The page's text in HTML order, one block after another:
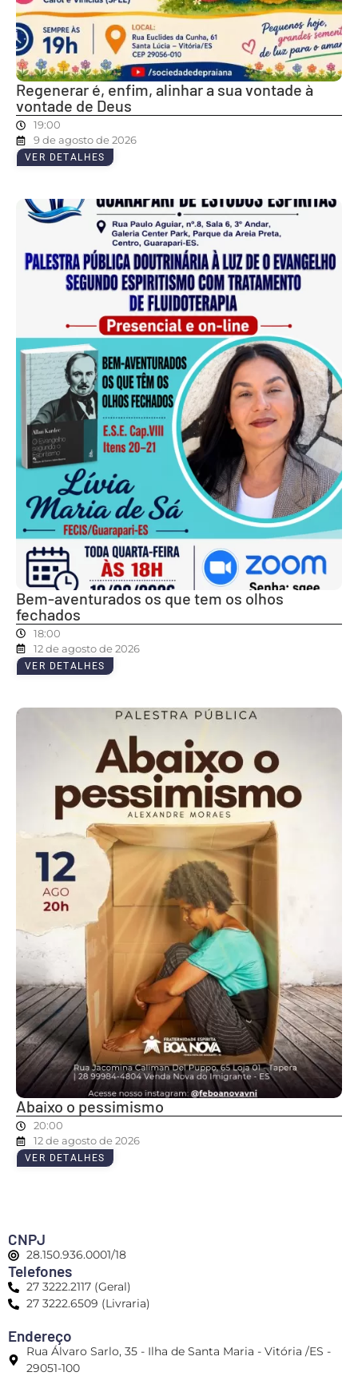
Regenerar é, enfim, alinhar a sua vontade à
vontade de Deus
19:00
9 de agosto de 2026
VER DETALHES
Bem-aventurados os que tem os olhos
fechados
18:00
12 de agosto de 2026
VER DETALHES
Abaixo o pessimismo
20:00
12 de agosto de 2026
VER DETALHES
CNPJ
28.150.936.0001/18
Telefones
27 3222.2117 (Geral)
27 3222.6509 (Livraria)
Endereço
Rua Álvaro Sarlo, 35 - Ilha de Santa Maria - Vitória /ES -
29051-100